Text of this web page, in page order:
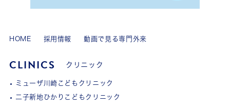
HOME 採用情報 動画で見る専門外来
CLINICS クリニック
ミューザ川崎こどもクリニック
二子新地ひかりこどもクリニック